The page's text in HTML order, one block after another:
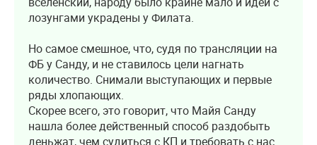
лозунгами украдены у Филата.
Но самое смешное, что, судя по трансляции на
ФБ у Санду, и не ставилось цели нагнать
количество. Снимали выступающих и первые
ряды хлопающих.
Скорее всего, это говорит, что Майя Санду
нашла более действенный способ раздобыть
деньжат, чем судиться с КП и требовать с нас